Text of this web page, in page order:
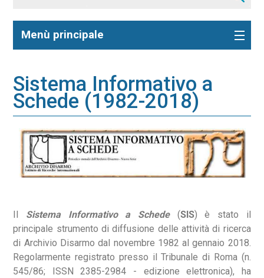
Menù principale
Sistema Informativo a
Schede (1982-2018)
Il Sistema Informativo a Schede(SIS) è stato il
principale strumento di diffusione delle attività di ricerca
di Archivio Disarmo dal novembre 1982 al gennaio 2018.
Regolarmente registrato presso il Tribunale di Roma (n.
545/86; ISSN 2385-2984 - edizione elettronica), ha